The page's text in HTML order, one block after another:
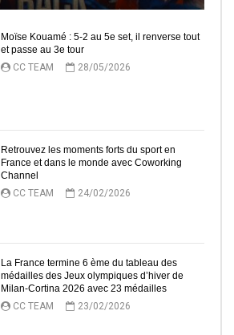
Moïse Kouamé : 5-2 au 5e set, il renverse tout
et passe au 3e tour
CC TEAM
28/05/2026
Retrouvez les moments forts du sport en
France et dans le monde avec Coworking
Channel
CC TEAM
24/02/2026
La France termine 6 ème du tableau des
médailles des Jeux olympiques d’hiver de
Milan-Cortina 2026 avec 23 médailles
CC TEAM
23/02/2026